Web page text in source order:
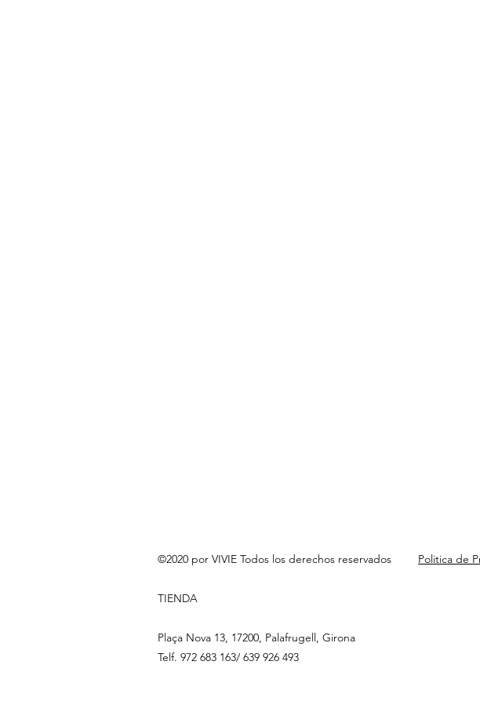
©2020 por VIVIE Todos los derechos reservados
TIENDA
Plaça Nova 13, 17200, Palafrugell, Girona
Telf. 972 683 163/ 639 926 493
Politica de